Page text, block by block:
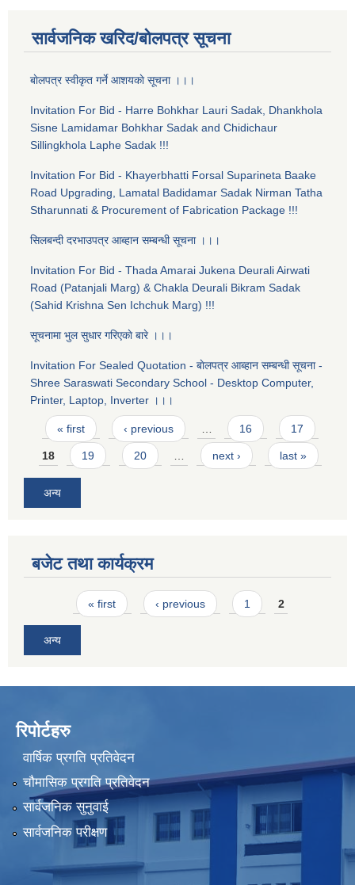
सार्वजनिक खरिद/बोलपत्र सूचना
बाेलपत्र स्वीकृत गर्ने आशयकाे सूचना ।।।
Invitation For Bid - Harre Bohkhar Lauri Sadak, Dhankhola
Sisne Lamidamar Bohkhar Sadak and Chidichaur
Sillingkhola Laphe Sadak !!!
Invitation For Bid - Khayerbhatti Forsal Suparineta Baake
Road Upgrading, Lamatal Badidamar Sadak Nirman Tatha
Stharunnati & Procurement of Fabrication Package !!!
सिलबन्दी दरभाउपत्र आब्हान सम्बन्धी सूचना ।।।
Invitation For Bid - Thada Amarai Jukena Deurali Airwati
Road (Patanjali Marg) & Chakla Deurali Bikram Sadak
(Sahid Krishna Sen Ichchuk Marg) !!!
सूचनामा भुल सुधार गरिएकाे बारे ।।।
Invitation For Sealed Quotation - बाेलपत्र आब्हान सम्बन्धी सूचना -
Shree Saraswati Secondary School - Desktop Computer,
Printer, Laptop, Inverter ।।।
Pages
« first ‹ previous … 16 17
18 19 20 … next › last »
अन्य
बजेट तथा कार्यक्रम
Pages« first ‹ previous 1 2
अन्य
रिपोर्टहरु
वार्षिक प्रगति प्रतिवेदन
चौमासिक प्रगति प्रतिवेदन
सार्वजनिक सुनुवाई
सार्वजनिक परीक्षण